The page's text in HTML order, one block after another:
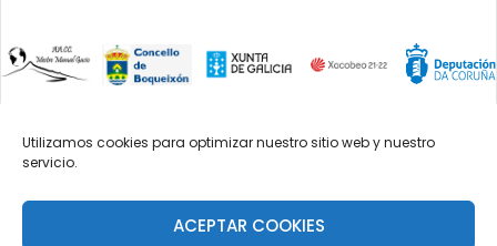
Utilizamos cookies para optimizar nuestro sitio web y nuestro
servicio.
ACEPTAR COOKIES
2023 Asociación cultural mestre Manuel
Lestedo, Concello de Boqueixón.